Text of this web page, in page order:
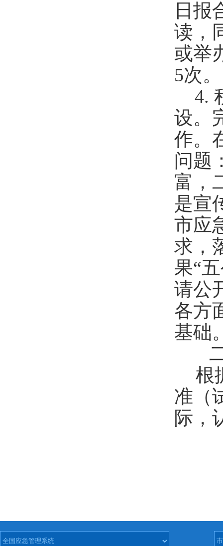
日报
读，
或举
5次。
4.
设。
作。
问题
富 ，
是宣
市应
求，
果“
请公
各方
基础
根
准（
际 ，